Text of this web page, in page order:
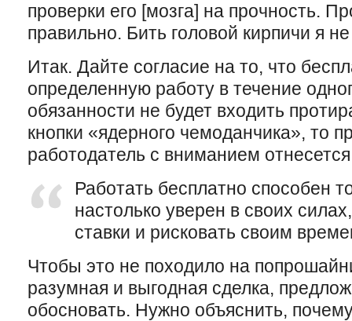
проверки его [мозга] на прочность.
правильно. Бить головой кирпичи я
Итак. Дайте согласие на то, что
определенную работу в течение
обязанности не будет входить
кнопки «ядерного чемоданчика», то
работодатель с вниманием
Работать бесплатно способен
настолько уверен в своих
ставки и рисковать своим
Чтобы это не походило на
разумная и выгодная сделка,
обосновать. Нужно объяснить,